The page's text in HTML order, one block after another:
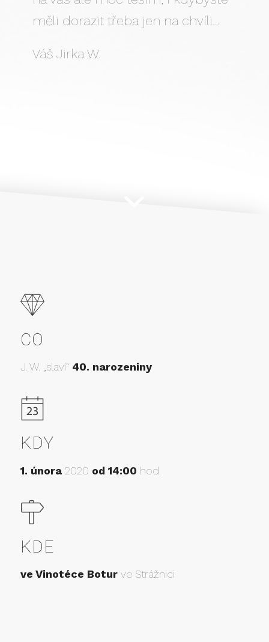
měli dorazit třeba jen na chvíli…
Váš Jirka W.
CO
J. W. „slaví“ 40. narozeniny
KDY
1. února2020 od 14:00 hod.
KDE
ve Vinotéce Boturve Strážnici